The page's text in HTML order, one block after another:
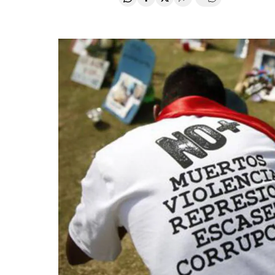
Compartir en Whatsapp
Compartir en Facebook
Compartir en Twitter
Desplegar Redes
Comentários